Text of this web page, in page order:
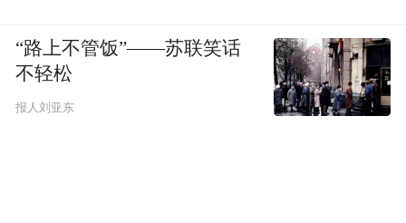
“路上不管饭”——苏联笑话
不轻松
报人刘亚东